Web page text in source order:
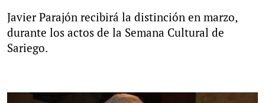
Javier Parajón recibirá la distinción en marzo,
durante los actos de la Semana Cultural de
Sariego.